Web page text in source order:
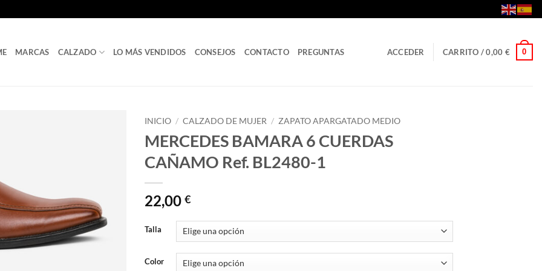
MARCAS CALZADO LO MÁS VENDIDOS CONSEJOS CONTACTO PREGUNTAS ACCEDER CARRITO /0,00 € 0
INICIO / CALZADO DE MUJER / ZAPATO APARGATADO MEDIO
MERCEDES BAMARA 6 CUERDAS
CAÑAMO Ref. BL2480-1
22,00 €
Talla
Color